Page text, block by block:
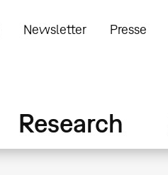
Newsletter Presse
Research